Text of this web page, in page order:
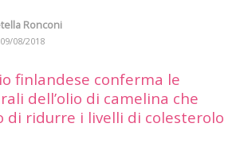
Ronconi
09/08/2018
finlandese conferma le
dell’olio di camelina che
di ridurre i livelli di colesterolo